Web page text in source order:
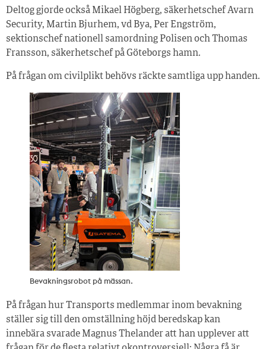
Deltog gjorde också Mikael Högberg, säkerhetschef Avarn
Security, Martin Bjurhem, vd Bya, Per Engström,
sektionschef nationell samordning Polisen och Thomas
Fransson, säkerhetschef på Göteborgs hamn.
På frågan om civilplikt behövs räckte samtliga upp handen.
Bevakningsrobot på mässan.
På frågan hur Transports medlemmar inom bevakning
ställer sig till den omställning höjd beredskap kan
innebära svarade Magnus Thelander att han upplever att